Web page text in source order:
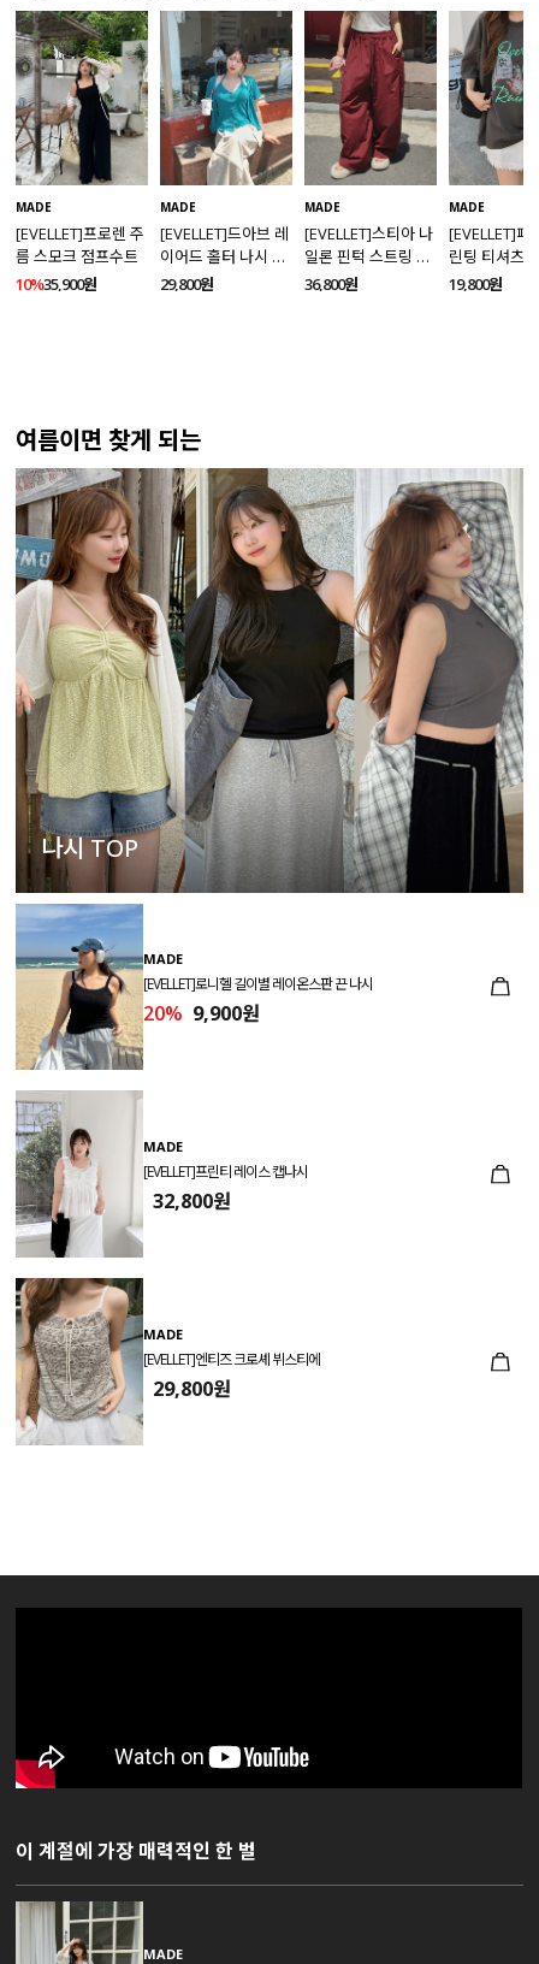
MADE
[EVELLET]프로렌 주
름 스모크 점프수트
10%35,900원
MADE
[EVELLET]드아브 레
이어드 홀터 나시 가
디건 티셔츠
29,800원
MADE
[EVELLET]스티아 나
일론 핀턱 스트링 커
브드 밴딩팬츠
36,800원
MADE
[EVELLET]페
린팅 티셔츠
19,800원
여름이면 찾게 되는
나시 TOP
MADE
[EVELLET]로니헬 길이별 레이온스판 끈 나시
20% 9,900원
MADE
[EVELLET]프린티 레이스 캡나시
32,800원
MADE
[EVELLET]엔티즈 크로셰 뷔스티에
29,800원
이 계절에 가장 매력적인 한 벌
MADE